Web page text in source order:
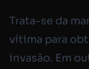
Trata-se da
vítima para
invasão. Em